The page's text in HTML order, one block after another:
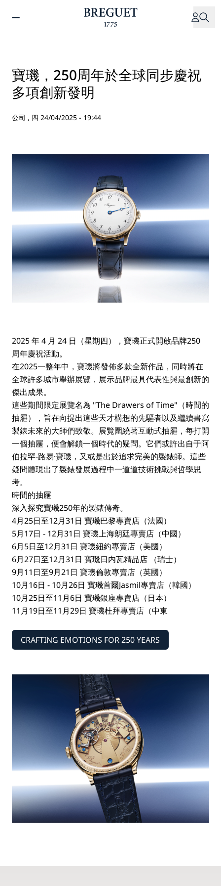
寶璣，250周年於全球同步慶祝
多項創新發明
公司 , 四 24/04/2025 - 19:44
2025 年 4 月 24 日（星期四），寶璣正式開啟品牌250
周年慶祝活動。
在2025一整年中，寶璣將發佈多款全新作品，同時將在
全球許多城市舉辦展覽，展示品牌最具代表性與最創新的
傑出成果。
這些期間限定展覽名為 "The Drawers of Time"（時間的
抽屜），旨在向提出這些天才構想的先驅者以及繼續書寫
製錶未來的大師們致敬。展覽圍繞著互動式抽屜，每打開
一個抽屜，便會解鎖一個時代的疑問。它們或許出自于阿
伯拉罕-路易·寶璣，又或是出於追求完美的製錶師。這些
疑問體現出了製錶發展過程中一道道技術挑戰與哲學思
考。
時間的抽屜
深入探究寶璣250年的製錶傳奇。
4月25日至12月31日 寶璣巴黎專賣店（法國）
5月17日 - 12月31日 寶璣上海朗廷專賣店（中國）
6月5日至12月31日 寶璣紐約專賣店（美國）
6月27日至12月31日 寶璣日内瓦精品店 （瑞士）
9月11日至9月21日 寶璣倫敦專賣店（英國）
10月16日 - 10月26日 寶璣首爾Jasmil專賣店（韓國）
10月25日至11月6日 寶璣銀座專賣店（日本）
11月19日至11月29日 寶璣杜拜專賣店（中東
CRAFTING EMOTIONS FOR 250 YEARS